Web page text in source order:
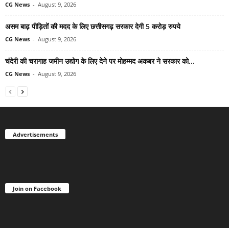
CG News - August 9, 2026
असम बाढ़ पीड़ितों की मदद के लिए छत्तीसगढ़ सरकार देगी 5 करोड़ रुपये
CG News - August 9, 2026
चंदेरी की चरागाह जमीन उद्योग के लिए देने पर मोहम्मद अकबर ने सरकार को...
CG News - August 9, 2026
Advertisements
Join on Facebook